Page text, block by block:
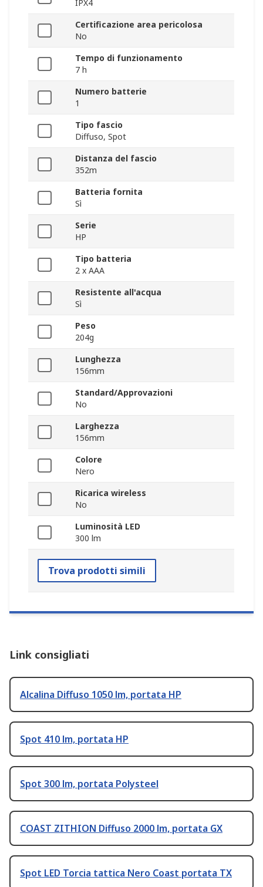
IPX4
Certificazione area pericolosa
No
Tempo di funzionamento
7 h
Numero batterie
1
Tipo fascio
Diffuso, Spot
Distanza del fascio
352m
Batteria fornita
Sì
Serie
HP
Tipo batteria
2 x AAA
Resistente all'acqua
Sì
Peso
204g
Lunghezza
156mm
Standard/Approvazioni
No
Larghezza
156mm
Colore
Nero
Ricarica wireless
No
Luminosità LED
300 lm
Trova prodotti simili
Link consigliati
Alcalina Diffuso 1050 lm, portata HP
Spot 410 lm, portata HP
Spot 300 lm, portata Polysteel
COAST ZITHION Diffuso 2000 lm, portata GX
Spot LED Torcia tattica Nero Coast portata TX